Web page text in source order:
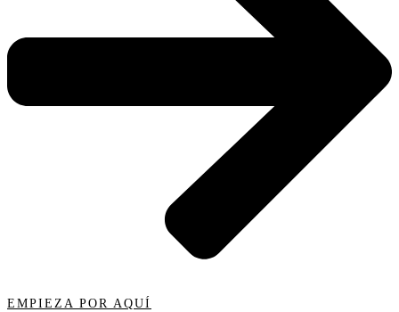
EMPIEZA POR AQUÍ